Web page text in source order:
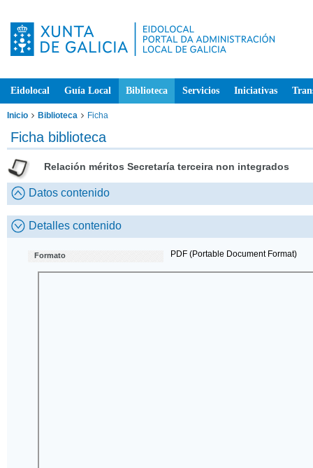
Eidolocal Guía Local Biblioteca Servicios Iniciativas
Inicio Biblioteca Ficha
Ficha biblioteca
Relación méritos Secretaría terceira non integrados
Datos contenido
Detalles contenido
Formato PDF (Portable Document Format)